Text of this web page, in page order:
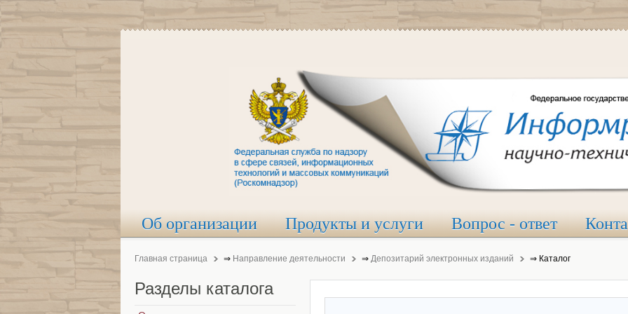
Об организации Продукты и услуги Вопрос - ответ
Главная страница ⇒ Направление деятельности ⇒ Депозитарий электронных изданий ⇒ Каталог
Разделы каталога